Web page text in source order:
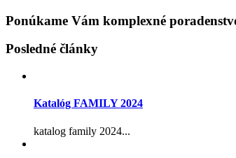
Ponúkame Vám komplexné
Posledné články
Katalóg FAMILY 2024
katalog family 2024...